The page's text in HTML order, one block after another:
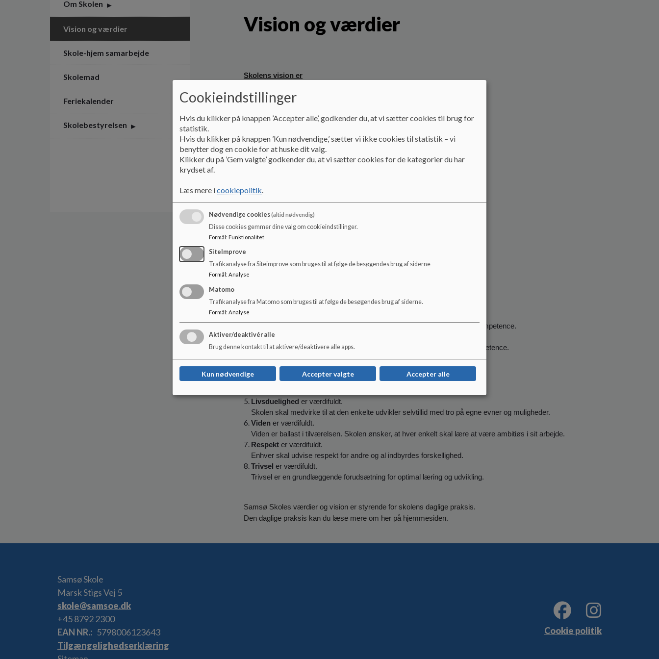
Om Skolen
Vision og værdier
Skole-hjem samarbejde
Skolemad
Feriekalender
Skolebestyrelsen
Vision og værdier
Skolens vision er
Bæredygtighed
rammer til at vi sammen kan udvikle en
mere bæredygtig verden.
Opfindsomhed
og øen.
Tryghed
Vi danner eleverne til at stole på sig
forskelligheder, så alle kan føle sig
trygge på Vores Skole - skolen for alle.
Ærlighed er ikke alene et spørgsmål om moral – det er også en social kompetence.
Ordentligt sprog
God omgangstone og et ordentligt sprog forstås overordnet som en kompetence.
Fællesskaber værdifuldt.
Enhver skal opleve værdien af at høre til i og være en del af et fællesskab.
Ansvarligheder værdifuldt.
Livsduelighed er værdifuldt.
Skolen skal medvirke til at den enkelte udvikler selvtillid med tro på egne evner og muligheder.
Viden er værdifuldt.
Viden er ballast i tilværelsen. Skolen ønsker, at hver enkelt skal lære at være ambitiøs i sit arbejde.
Respekt er værdifuldt.
Enhver skal udvise respekt for andre og al indbyrdes forskellighed.
Trivsel er værdifuldt.
Trivsel er en grundlæggende forudsætning for optimal læring og udvikling.
Samsø Skoles værdier og vision er styrende for skolens daglige praksis.
Den daglige praksis kan du læse mere om her på hjemmesiden.
Samsø Skole
Marsk Stigs Vej 5
skole@samsoe.dk
+45 8792 2300
EAN NR.
5798006123643
Tilgængelighedserklæring
Cookie politik
Cookieindstillinger
Hvis du klikker på knappen ’Accepter alle’, godkender du, at vi sætter cookies til brug for
statistik.
Hvis du klikker på knappen ’Kun nødvendige,’ sætter vi ikke cookies til statistik – vi
benytter dog en cookie for at huske dit valg.
Klikker du på ’Gem valgte’ godkender du, at vi sætter cookies for de kategorier du har
krydset af.
Læs mere icookiepolitik.
Nødvendige cookies(altid nødvendig)
Disse cookies gemmer dine valg om cookieindstillinger.
Formål: Funktionalitet
SiteImprove
Trafikanalyse fra Siteimprove som bruges til at følge de besøgendes brug af siderne
Formål : Analyse
Matomo
Trafikanalyse fra Matomo som bruges til at følge de besøgendes brug af siderne.
Formål : Analyse
Aktiver/deaktivér alle
Brug denne kontakt til at aktivere/deaktivere alle apps.
Kun nødvendige Accepter valgte Accepter alle